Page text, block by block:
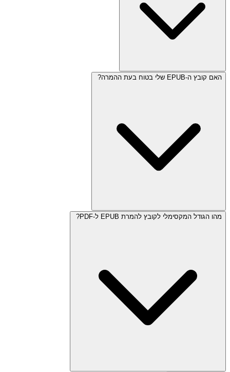
האם קובץ ה-EPUB שלי בטוח בעת ההמרה?
מהו הגודל המקסימלי לקובץ להמרת EPUB ל-PDF?